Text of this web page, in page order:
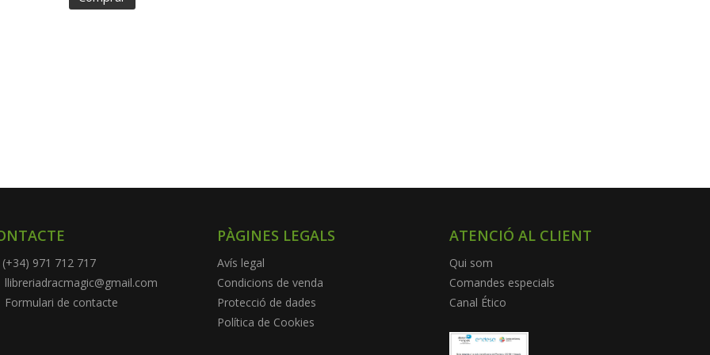
(+34) 971 712 717
llibreriadracmagic@gmail.com
Formulari de contacte
PÀGINES LEGALS
Avís legal
Condicions de venda
Protecció de dades
Política de Cookies
ATENCIÓ AL CLIENT
Qui som
Comandes especials
Canal Ético